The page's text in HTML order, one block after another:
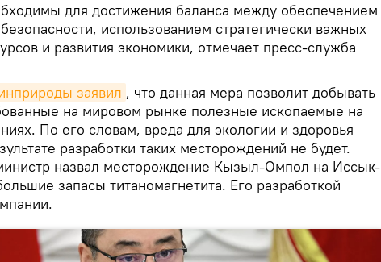
для достижения баланса между обеспечением
использованием стратегически важных
и развития экономики, отмечает пресс-служба
заявил , что данная мера позволит добывать
на мировом рынке полезные ископаемые на
По его словам, вреда для экологии и здоровья
разработки таких месторождений не будет.
назвал месторождение Кызыл-Омпол на Иссык-
запасы титаномагнетита. Его разработкой